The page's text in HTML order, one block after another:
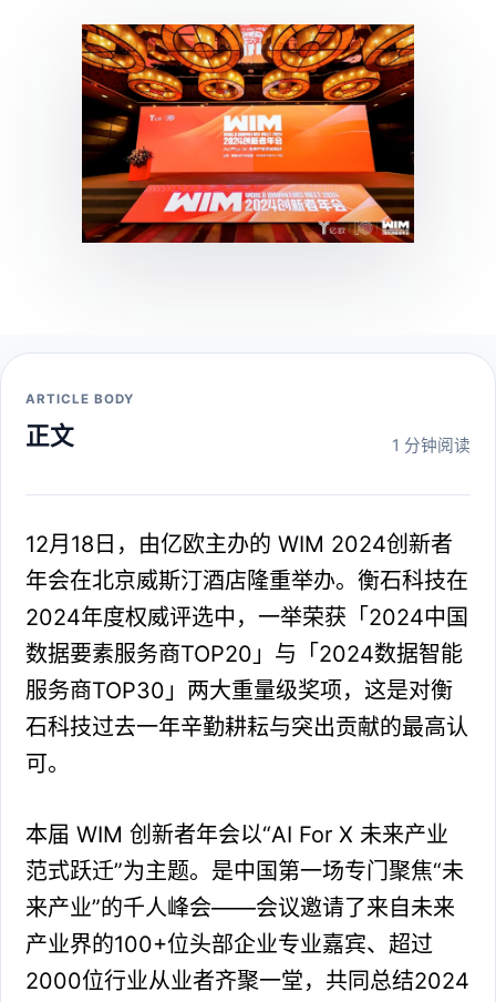
ARTICLE BODY
正文 1 分钟阅读
12月18日，由亿欧主办的 WIM 2024创新者
年会在北京威斯汀酒店隆重举办。衡石科技在
2024年度权威评选中，一举荣获「2024中国
数据要素服务商TOP20」与「2024数据智能
服务商TOP30」两大重量级奖项，这是对衡
石科技过去一年辛勤耕耘与突出贡献的最高认
可。
本届 WIM 创新者年会以“AI For X 未来产业
范式跃迁”为主题。是中国第一场专门聚焦“未
来产业”的千人峰会——会议邀请了来自未来
产业界的100+位头部企业专业嘉宾、超过
2000位行业从业者齐聚一堂，共同总结2024